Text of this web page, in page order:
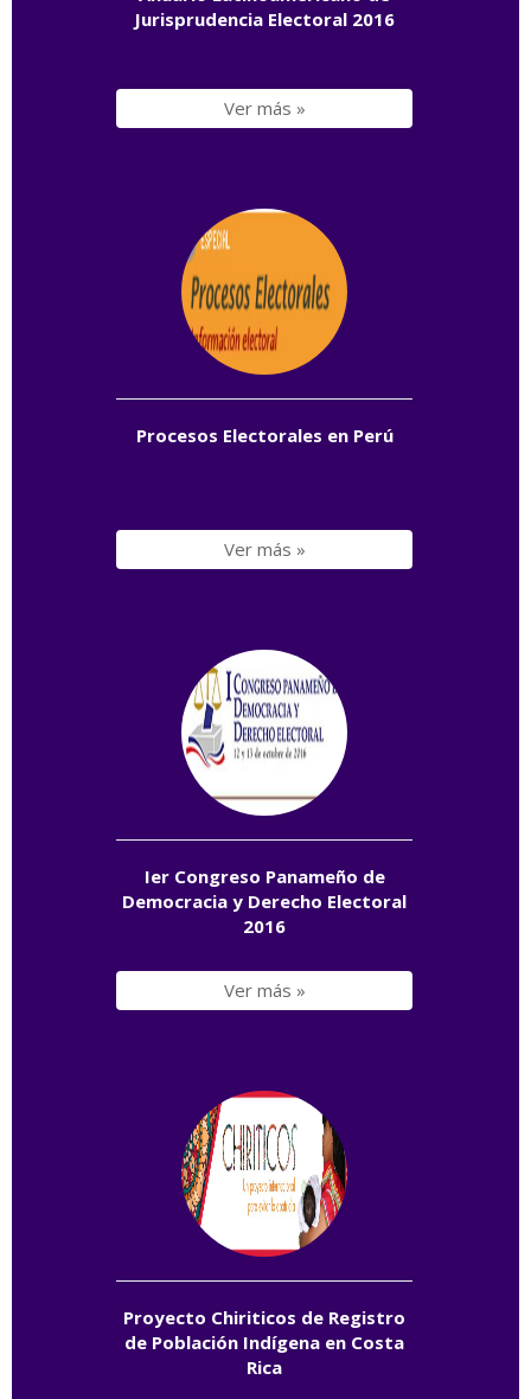
Jurisprudencia Electoral 2016
Ver más »
Procesos Electorales en Perú
Ver más »
Ier Congreso Panameño de
Democracia y Derecho Electoral
2016
Ver más »
Proyecto Chiriticos de Registro
de Población Indígena en Costa
Rica